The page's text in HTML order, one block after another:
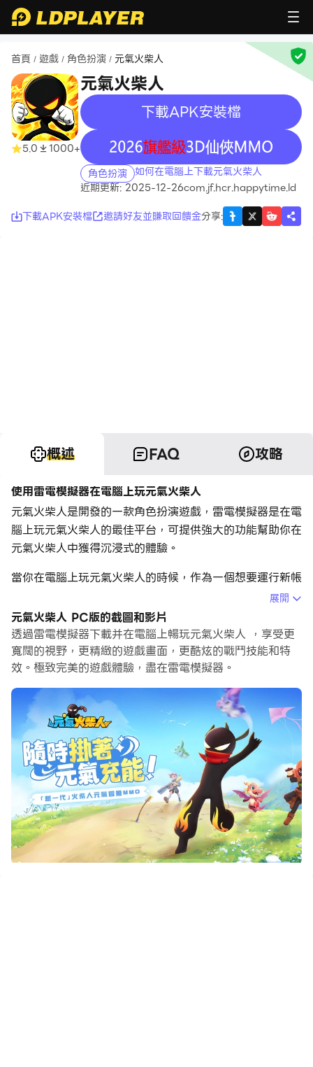
首頁 / 遊戲 / 角色扮演 / 元氣火柴人
5.0 1000+
元氣火柴人
recommend
下載APK安裝檔
recommend
角色扮演 如何在電腦上下載元氣火柴人
近期更新: 2025-12-26com.jf.hcr.happytime.ld
下載APK安裝檔
邀請好友並賺取回饋金分享:
概述 FAQ 攻略
使用雷電模擬器在電腦上玩元氣火柴人
元氣火柴人是開發的一款角色扮演遊戲，雷電模擬器是在電
腦上玩元氣火柴人的最佳平台，可提供強大的功能幫助你在
元氣火柴人中獲得沉浸式的體驗。
當你在電腦上玩元氣火柴人的時候，作為一個想要運行新帳
號的初始玩家，多開和同步器功能對於首抽是非常有用的。
你可以使用他們去複製多個模擬器然後開始同步過程。綁定
您的帳號直到您抽到喜歡的英雄。
此外，操作錄製對於那些需要你升級和完成任務的遊戲是一
複主實例的操作。通過這樣做，您可以同時執行2個或更多
的帳戶。你可以總在其他人之前得到你想要的英雄！這要歸
功於更快的刷初始和更省時的召喚！現在就開始在電腦上下
載和玩元氣火柴人吧！
——風靡全球的經典IP火柴人元氣回歸！
——登入送5000抽、海量鑽石、金幣，火柴人外觀套裝和
UR紅龍坐騎！
——隨時隨地放鬆爽完，與可愛幻獸和暖心夥伴們開啓超元
氣冒險之旅~ ٩(๑^o^๑)۶
展開
元氣火柴人 PC版的截圖和影片
透過雷電模擬器下載并在電腦上暢玩元氣火柴人 ，享受更
寬闊的視野，更精緻的遊戲畫面，更酷炫的戰鬥技能和特
效。極致完美的遊戲體驗，盡在雷電模擬器。